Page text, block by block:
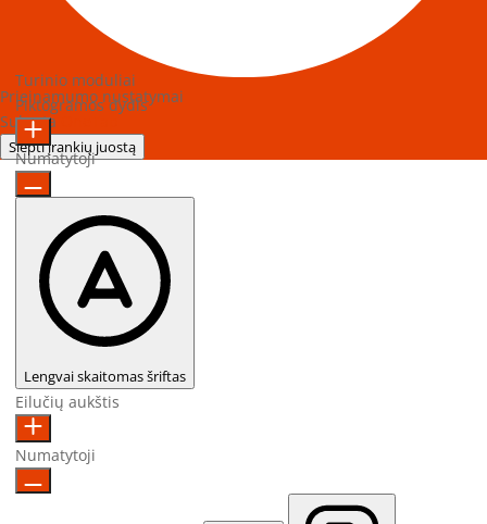
Prieinamumo nustatymai
Sukurta
Slėpti įrankių juostą
Turinio moduliai
Piktogramos dydis
Numatytoji
Lengvai skaitomas šriftas
Eilučių aukštis
Numatytoji